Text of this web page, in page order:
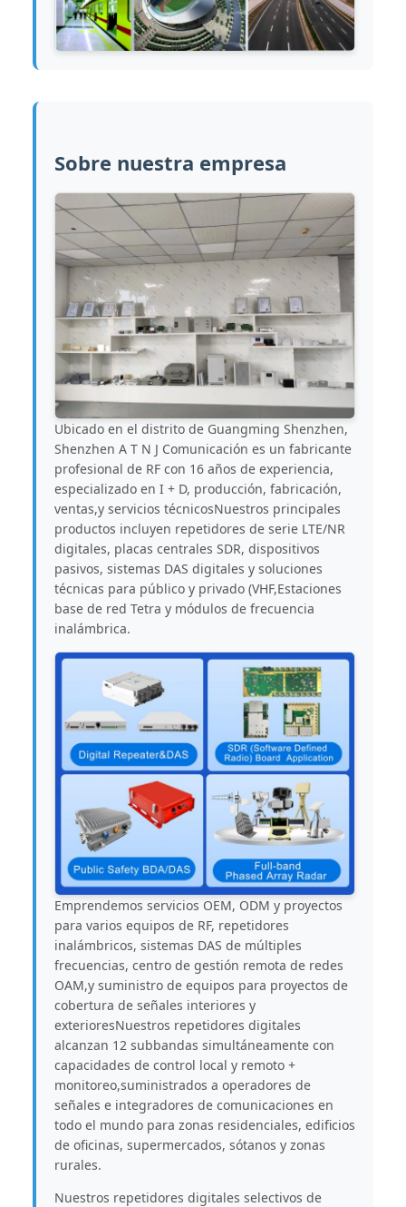
Sobre nuestra empresa
Ubicado en el distrito de Guangming Shenzhen,
Shenzhen A T N J Comunicación es un fabricante
profesional de RF con 16 años de experiencia,
especializado en I + D, producción, fabricación,
ventas,y servicios técnicosNuestros principales
productos incluyen repetidores de serie LTE/NR
digitales, placas centrales SDR, dispositivos
pasivos, sistemas DAS digitales y soluciones
técnicas para público y privado (VHF,Estaciones
base de red Tetra y módulos de frecuencia
inalámbrica.
Emprendemos servicios OEM, ODM y proyectos
para varios equipos de RF, repetidores
inalámbricos, sistemas DAS de múltiples
frecuencias, centro de gestión remota de redes
OAM,y suministro de equipos para proyectos de
cobertura de señales interiores y
exterioresNuestros repetidores digitales
alcanzan 12 subbandas simultáneamente con
capacidades de control local y remoto +
monitoreo,suministrados a operadores de
señales e integradores de comunicaciones en
todo el mundo para zonas residenciales, edificios
de oficinas, supermercados, sótanos y zonas
rurales.
Nuestros repetidores digitales selectivos de